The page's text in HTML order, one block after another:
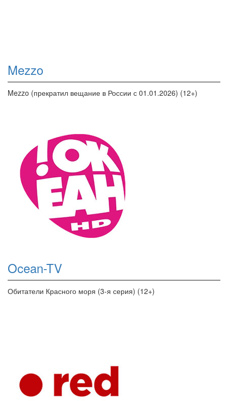
Mezzo
Mezzo (прекратил вещание в России с 01.01.2026) (12+)
Ocean-TV
Обитатели Красного моря (3-я серия) (12+)